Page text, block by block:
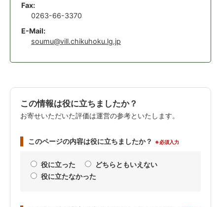
Fax:
0263-66-3370
E-Mail:
soumu@vill.chikuhoku.lg.jp
この情報は役に立ちましたか？
お寄せいただいた評価は運営の参考といたします。
このページの内容は役に立ちましたか？ ※必須入力
役に立った
どちらともいえない
役に立たなかった